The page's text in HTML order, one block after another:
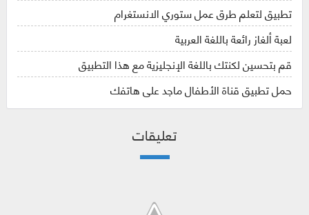
تطبيق لتعلم طرق عمل ستوري الانستغرام
لعبة ألغاز رائعة باللغة العربية
قم بتحسين لكنتك باللغة الإنجليزية مع هذا التطبيق
حمل تطبيق قناة الأطفال ماجد على هاتفك
تعليقات